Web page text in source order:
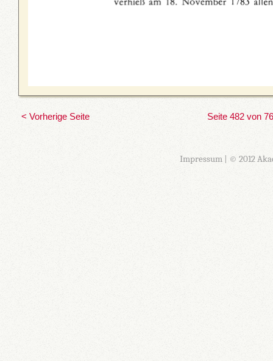
< Vorherige Seite Seite 482 von
Impressum| © 2012